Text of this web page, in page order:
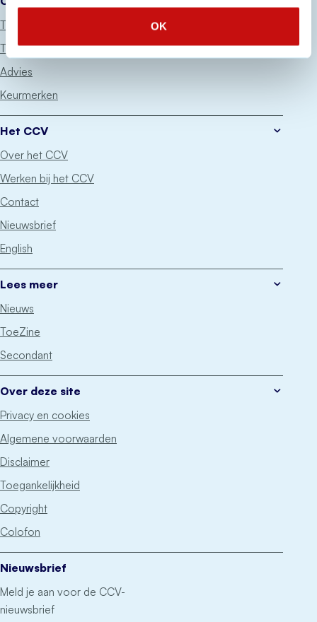
OK
Thema’s
Trainingen
Advies
Keurmerken
Het CCV
Over het CCV
Werken bij het CCV
Contact
Nieuwsbrief
English
Lees meer
Nieuws
ToeZine
Secondant
Over deze site
Privacy en cookies
Algemene voorwaarden
Disclaimer
Toegankelijkheid
Copyright
Colofon
Nieuwsbrief
Meld je aan voor de CCV-
nieuwsbrief